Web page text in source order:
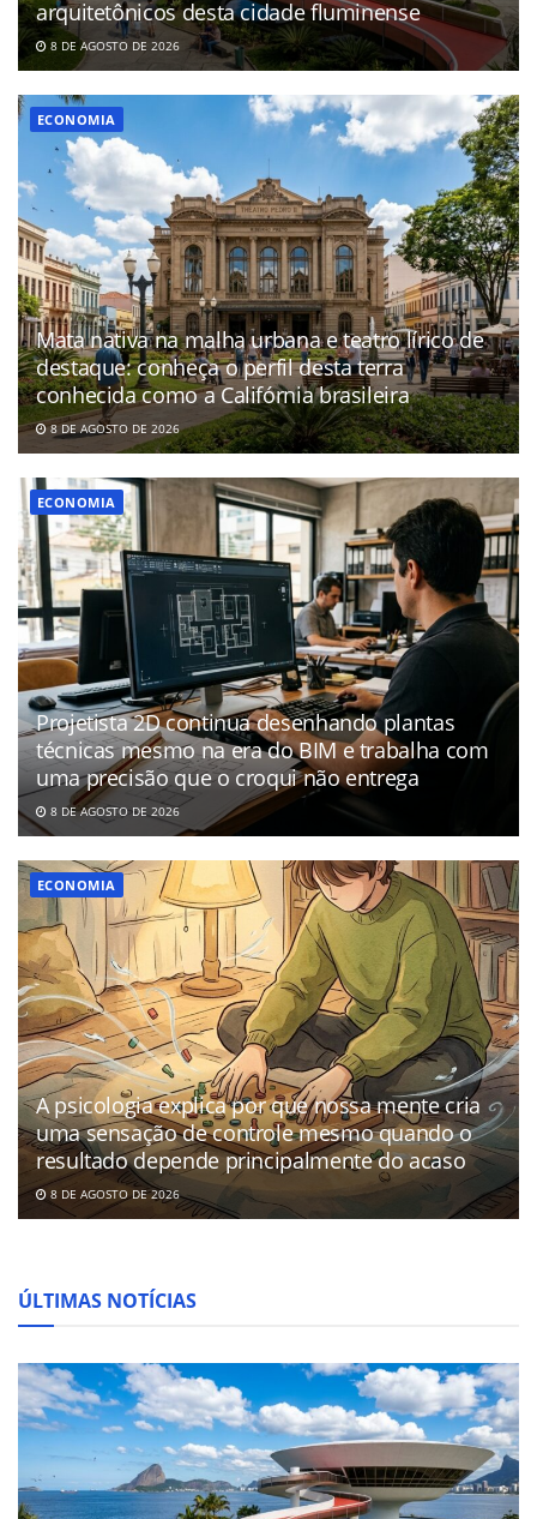
arquitetônicos desta cidade fluminense
8 DE AGOSTO DE 2026
ECONOMIA
Mata nativa na malha urbana e teatro lírico de
destaque: conheça o perfil desta terra
conhecida como a Califórnia brasileira
8 DE AGOSTO DE 2026
ECONOMIA
Projetista 2D continua desenhando plantas
técnicas mesmo na era do BIM e trabalha com
uma precisão que o croqui não entrega
8 DE AGOSTO DE 2026
ECONOMIA
A psicologia explica por que nossa mente cria
uma sensação de controle mesmo quando o
resultado depende principalmente do acaso
8 DE AGOSTO DE 2026
ÚLTIMAS NOTÍCIAS